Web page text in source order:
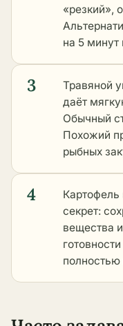
«резкий»,
на 5 минут
3
Травяной
даёт
Обычный
Похожий
рыбных
4
секрет:
вещества
полностью